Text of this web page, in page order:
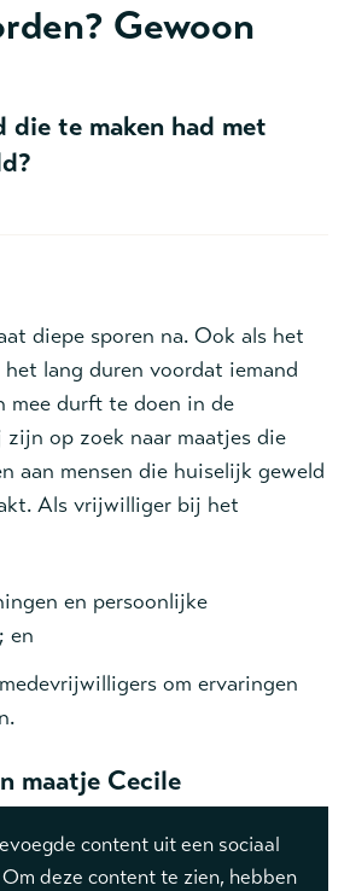
Gewoon
die te maken had met
diepe sporen na. Ook als het
lang duren voordat iemand
mee durft te doen in de
op zoek naar maatjes die
aan mensen die huiselijk geweld
Als vrijwilliger bij het
en persoonlijke
en
om ervaringen
maatje Cecile
content uit een sociaal
deze content te zien, hebben